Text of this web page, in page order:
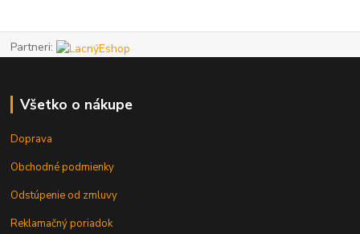
Partneri:
Všetko o nákupe
Doprava
Obchodné podmienky
Odstúpenie od zmluvy
Reklamačný poriadok